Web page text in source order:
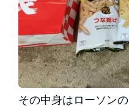
その中身はローソン